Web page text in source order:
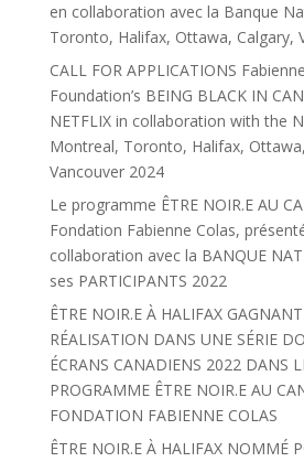
en collaboration avec la Banque
Toronto, Halifax, Ottawa, Calgary,
CALL FOR APPLICATIONS
Foundation’s BEING BLACK IN
NETFLIX in collaboration with the
Montreal, Toronto, Halifax,
Vancouver 2024
Le programme ÊTRE NOIR.E AU
Fondation Fabienne Colas,
collaboration avec la BANQUE
ses PARTICIPANTS 2022
ÊTRE NOIR.E À HALIFAX
RÉALISATION DANS UNE SÉRIE
ÉCRANS CANADIENS 2022 DANS
PROGRAMME ÊTRE NOIR.E AU
FONDATION FABIENNE COLAS
ÊTRE NOIR.E À HALIFAX NOMMÉ